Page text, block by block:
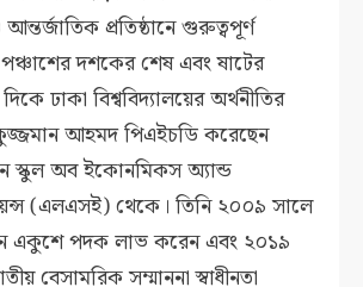
প্রতিষ্ঠানে গুরুত্বপূর্ণ
পঞ্চাশের দশকের শেষ এবং ষাটের
ঢাকা বিশ্ববিদ্যালয়ের অর্থনীতির
আহমদ পিএইচডি করেছেন
স্কুল অব ইকোনমিকস অ্যান্ড
(এলএসই) থেকে। তিনি ২০০৯ সালে
একুশে পদক লাভ করেন এবং ২০১৯
বেসামরিক সম্মাননা স্বাধীনতা